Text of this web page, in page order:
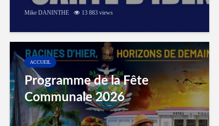
Mike DANINTHE 13 883 views
ACCUEIL
Programme de la Fête
Communale 2026